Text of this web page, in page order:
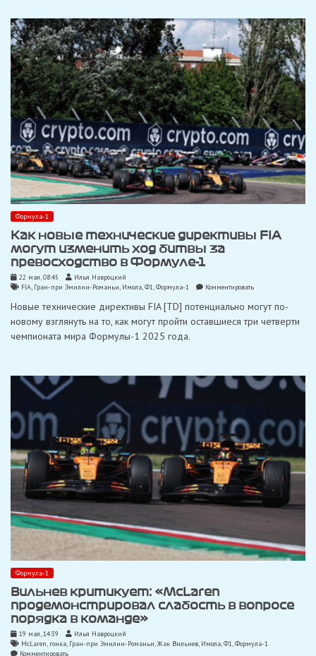
в
Имоле
Формула-1
Как новые технические директивы FIA
могут изменить ход битвы за
превосходство в Формуле-1
22 мая, 08:45
Илья Навроцкий
FIA, Гран-при Эмилии-Романьи, Имола,Ф1,Формула-1 Комментироватьon
новые
директивы
битвы
за
Новые технические директивы FIA [TD] потенциально могут по-
новому взглянуть на то, как могут пройти оставшиеся три четверти
чемпионата мира Формулы-1 2025 года.
Формула-1
Вильнев критикует: «McLaren
продемонстрировал слабость в вопросе
порядка в команде»
19 мая, 14:39
Илья Навроцкий
McLaren, гонка, Гран-при Эмилии-Романьи,Жак Вильнев, Имола,Ф1,Формула-1
Комментироватьon